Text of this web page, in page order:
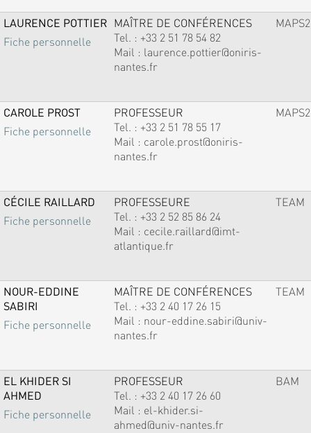
LAURENCE POTTIER
Fiche personnelle
MAÎTRE DE CONFÉRENCES
Tel. : +33 2 51 78 54 82
Mail : laurence.pottier@oniris-
nantes.fr
MAPS2
CAROLE PROST
Fiche personnelle
PROFESSEUR
Tel. : +33 2 51 78 55 17
Mail : carole.prost@oniris-
nantes.fr
MAPS2
CÉCILE RAILLARD
Fiche personnelle
PROFESSEURE
Tel. : +33 2 52 85 86 24
Mail : cecile.raillard@imt-
atlantique.fr
TEAM
NOUR-EDDINE
SABIRI
Fiche personnelle
MAÎTRE DE CONFÉRENCES
Tel. : +33 2 40 17 26 15
Mail : nour-eddine.sabiri@univ-
nantes.fr
TEAM
EL KHIDER SI
AHMED
Fiche personnelle
PROFESSEUR
Tel. : +33 2 40 17 26 60
Mail : el-khider.si-
ahmed@univ-nantes.fr
BAM